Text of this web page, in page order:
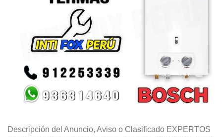
Descripción del Anuncio, Aviso o Clasificado EXPERTOS